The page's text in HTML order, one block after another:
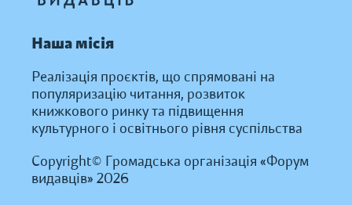
Наша місія
Реалізація проєктів, що спрямовані на
популяризацію читання, розвиток
книжкового ринку та підвищення
культурного і освітнього рівня суспільства
Copyright© Громадська організація «Форум
видавців» 2026